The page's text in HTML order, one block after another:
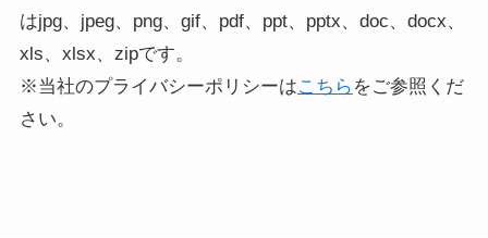
はjpg、jpeg、png、gif、pdf、ppt、pptx、doc、docx、
xls、xlsx、zipです。
※当社のプライバシーポリシーはこちら をご参照くだ
さい。